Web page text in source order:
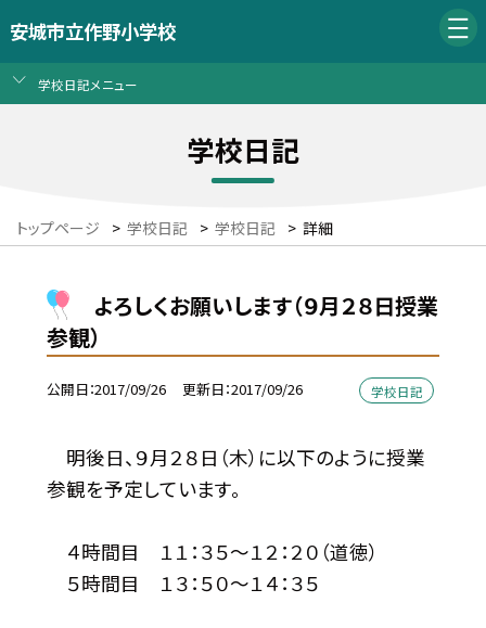
安城市立作野小学校
学校日記メニュー
学校日記
トップページ > 学校日記 > 学校日記 > 詳細
よろしくお願いします（９月２８日授業
参観）
公開日 2017/09/26 更新日 2017/09/26 学校日記
明後日、９月２８日（木）に以下のように授業
参観を予定しています。
４時間目 １１：３５〜１２：２０（道徳）
５時間目 １３：５０〜１４：３５